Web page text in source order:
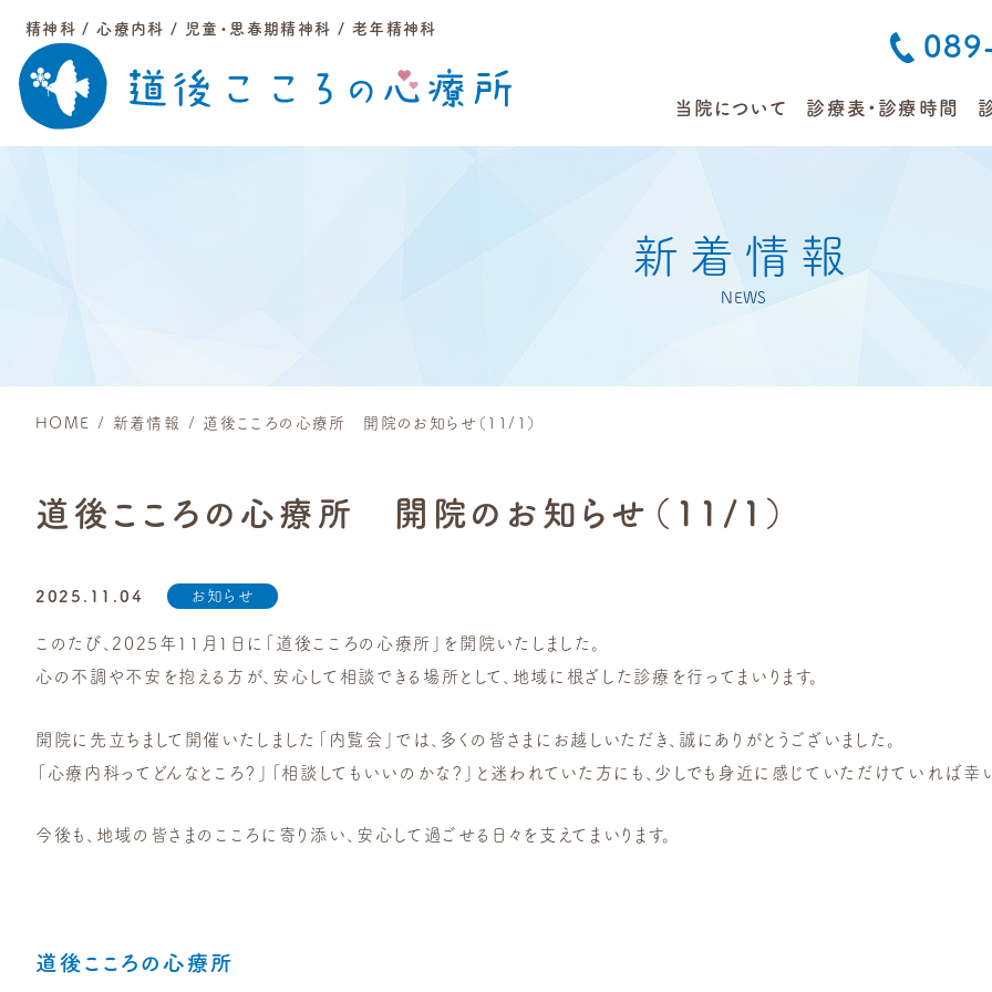
精神科 / 心療内科 / 児童・思春期精神科 / 老年精神科
当院について 診療表・診療時間
新着情報
NEWS
HOME / 新着情報 / 道後こころの心療所 開院のお知らせ（11/1）
道後こころの心療所 開院のお知らせ（11/1）
2025.11.04 お知らせ
このたび、2025年11月1日に「道後こころの心療所」を開院いたしました。
心の不調や不安を抱える方が、安心して相談できる場所として、地域に根ざした診療を行ってまいります。
開院に先立ちまして開催いたしました「内覧会」では、多くの皆さまにお越しいただき、誠にありがとうございました。
「心療内科ってどんなところ？」「相談してもいいのかな？」と迷われていた方にも、少しでも身近に感じていただけていれば幸
今後も、地域の皆さまのこころに寄り添い、安心して過ごせる日々を支えてまいります。
道後こころの心療所